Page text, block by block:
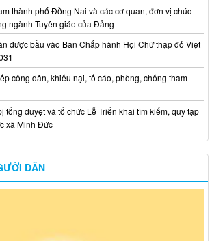
thành phố Đồng Nai và các cơ quan, đơn vị chúc
ngành Tuyên giáo của Đảng
được bầu vào Ban Chấp hành Hội Chữ thập đỏ Việt
công dân, khiếu nại, tố cáo, phòng, chống tham
tổng duyệt và tổ chức Lễ Triển khai tìm kiếm, quy tập
xã Minh Đức
DÂN